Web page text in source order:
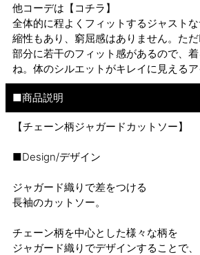
他コーデは 【コチラ】
全体的に程よくフィットするジャスト
縮性もあり、窮屈感はありません。た
部分に若干のフィット感があるので、
ね。体のシルエットがキレイに見えるア
■商品説明
【チェーン柄ジャガードカットソー】
■Design/デザイン
ジャガード織りで差をつける
長袖のカットソー。
チェーン柄を中心とした様々な柄を
ジャガード織りでデザインすることで、